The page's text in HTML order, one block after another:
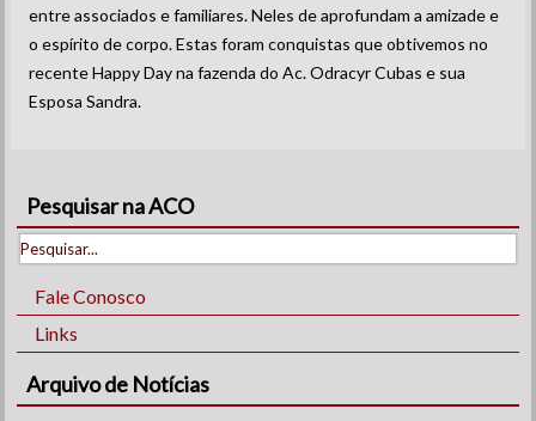
entre associados e familiares. Neles de aprofundam a amizade e
o espírito de corpo. Estas foram conquistas que obtivemos no
recente Happy Day na fazenda do Ac. Odracyr Cubas e sua
Esposa Sandra.
Pesquisar na ACO
Fale Conosco
Links
Arquivo de Notícias